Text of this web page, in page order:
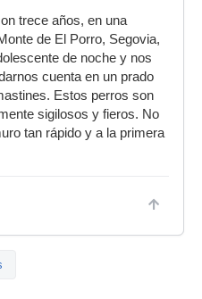
trece años, en una
de El Porro, Segovia,
de noche y nos
cuenta en un prado
Estos perros son
sigilosos y fieros. No
tan rápido y a la primera